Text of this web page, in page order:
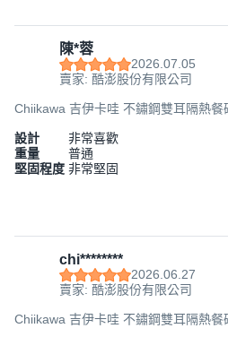
陳*蓉
2026.07.05
賣家: 酷澎股份有限公司
Chiikawa 吉伊卡哇 不鏽鋼雙耳隔熱餐
設計
非常喜歡
重量
普通
堅固程度 非常堅固
chi********
2026.06.27
賣家: 酷澎股份有限公司
Chiikawa 吉伊卡哇 不鏽鋼雙耳隔熱餐